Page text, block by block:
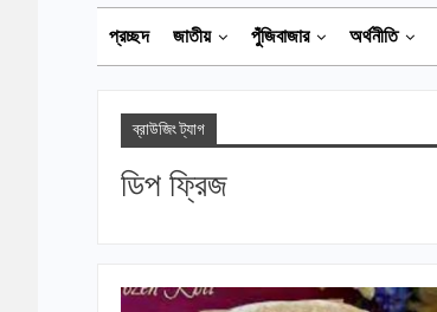
প্রচ্ছদ জাতীয় পুঁজিবাজার অর্থনীতি
ব্রাউজিং ট্যাগ
ডিপ ফ্রিজ